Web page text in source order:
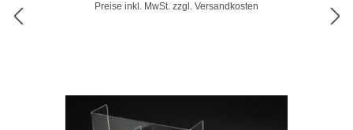
Preise inkl. MwSt. zzgl. Versandkosten